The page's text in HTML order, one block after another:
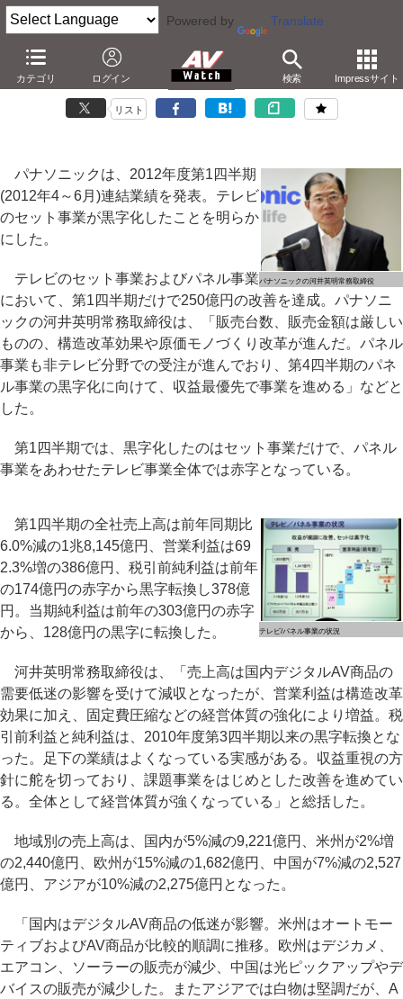
Powered by Translate
カテゴリ ログイン 検索 Impressサイト
パナソニック、第1四半期決算でテレビセット黒字化
－五輪需要は「成果見えない」。全社連結は黒字に
リスト
パナソニックの河井英明常務取締役
パナソニックは、2012年度第1四半期
(2012年4～6月)連結業績を発表。テレビ
のセット事業が黒字化したことを明らか
にした。
テレビのセット事業およびパネル事業
において、第1四半期だけで250億円の改善を達成。パナソニ
ックの河井英明常務取締役は、「販売台数、販売金額は厳しい
ものの、構造改革効果や原価モノづくり改革が進んだ。パネル
事業も非テレビ分野での受注が進んでおり、第4四半期のパネ
ル事業の黒字化に向けて、収益最優先で事業を進める」などと
した。
第1四半期では、黒字化したのはセット事業だけで、パネル
事業をあわせたテレビ事業全体では赤字となっている。
テレビ/パネル事業の状況
第1四半期の全社売上高は前年同期比
6.0%減の1兆8,145億円、営業利益は69
2.3%増の386億円、税引前純利益は前年
の174億円の赤字から黒字転換し378億
円。当期純利益は前年の303億円の赤字
から、128億円の黒字に転換した。
河井英明常務取締役は、「売上高は国内デジタルAV商品の
需要低迷の影響を受けて減収となったが、営業利益は構造改革
効果に加え、固定費圧縮などの経営体質の強化により増益。税
引前利益と純利益は、2010年度第3四半期以来の黒字転換とな
った。足下の業績はよくなっている実感がある。収益重視の方
針に舵を切っており、課題事業をはじめとした改善を進めてい
る。全体として経営体質が強くなっている」と総括した。
地域別の売上高は、国内が5%減の9,221億円、米州が2%増
の2,440億円、欧州が15%減の1,682億円、中国が7%減の2,527
億円、アジアが10%減の2,275億円となった。
「国内はデジタルAV商品の低迷が影響。米州はオートモー
ティブおよびAV商品が比較的順調に推移。欧州はデジカメ、
エアコン、ソーラーの販売が減少、中国は光ピックアップやデ
バイスの販売が減少した。またアジアでは白物は堅調だが、A